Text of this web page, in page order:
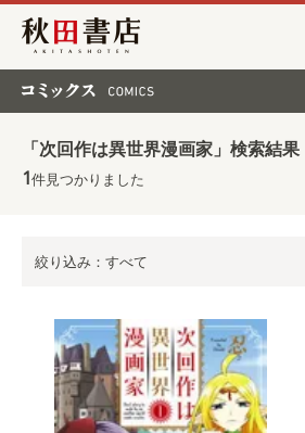
秋田書店
「次回作は異世界漫画家」検索結果
1件見つかりました
絞り込み：すべて